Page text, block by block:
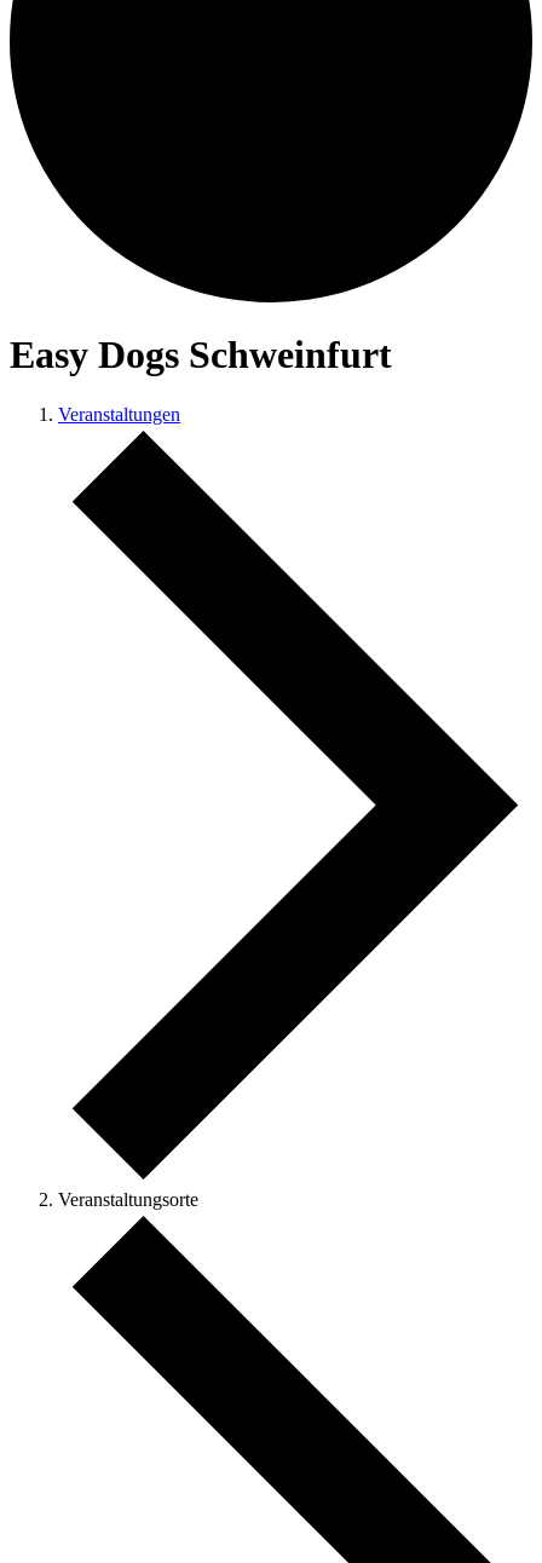
Easy Dogs Schweinfurt
Veranstaltungen
Veranstaltungsorte